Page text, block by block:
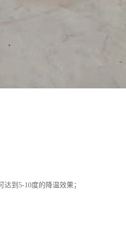
到5-10度的降温效果；